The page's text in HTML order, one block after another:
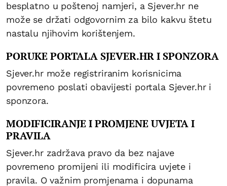
besplatno u poštenoj namjeri, a Sjever.hr ne
može se držati odgovornim za bilo kakvu štetu
nastalu njihovim korištenjem.
PORUKE PORTALA SJEVER.HR I SPONZORA
Sjever.hr može registriranim korisnicima
povremeno poslati obavijesti portala Sjever.hr i
sponzora.
MODIFICIRANJE I PROMJENE UVJETA I
PRAVILA
Sjever.hr zadržava pravo da bez najave
povremeno promijeni ili modificira uvjete i
pravila. O važnim promjenama i dopunama